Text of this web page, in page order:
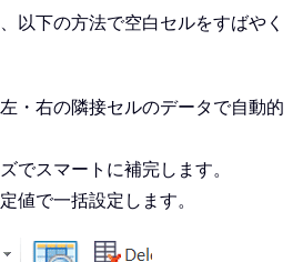
以下の方法で空白セルをすばやく
・右の隣接セルのデータで自動的
でスマートに補完します。
値で一括設定します。